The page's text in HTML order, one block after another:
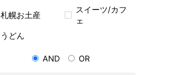
札幌お土産
スイーツ/カフ
ェ
うどん
AND OR